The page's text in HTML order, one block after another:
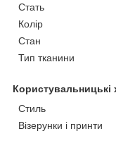
Стать
Колір
Стан
Тип тканини
Користувальницькі
Стиль
Візерунки і принти